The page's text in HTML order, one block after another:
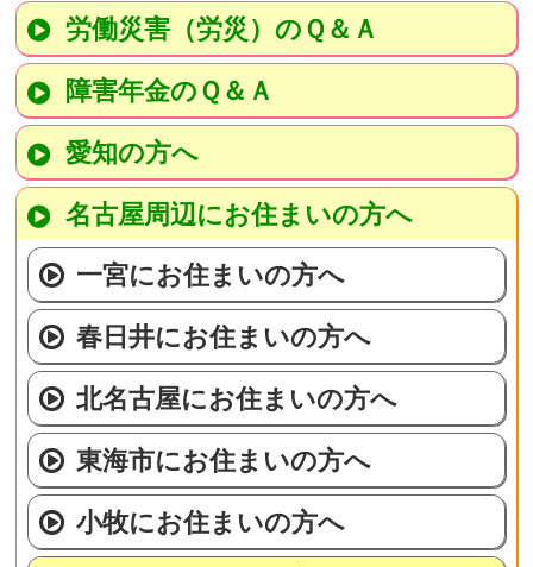
労働災害（労災）のＱ＆Ａ
障害年金のＱ＆Ａ
愛知の方へ
名古屋周辺にお住まいの方へ
一宮にお住まいの方へ
春日井にお住まいの方へ
北名古屋にお住まいの方へ
東海市にお住まいの方へ
小牧にお住まいの方へ